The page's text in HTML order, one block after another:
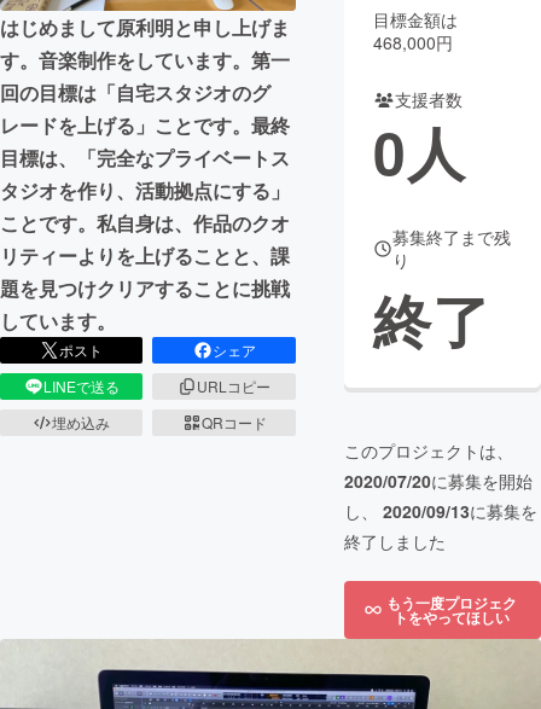
ビジネス・起業 チャレンジ
まちづくり・地域活性化
CAMPFIRE for Social Good
CAMPFIRE Creation
CAMPFIREふるさと納税machi-ya
はじめまして原利明と申し上げま
す。音楽制作をしています。第一
回の目標は「自宅スタジオのグ
レードを上げる」ことです。最終
目標は、「完全なプライベートス
タジオを作り、活動拠点にする」
ことです。私自身は、作品のクオ
リティーよりを上げることと、課
題を見つけクリアすることに挑戦
しています。
ポスト
シェア
LINEで送る
URLコピー
埋め込み
QRコード
目標金額は
468,000円
支援者数
0人
募集終了まで残
り
終了
このプロジェクトは、
2020/07/20に募集を開始
し、 2020/09/13に募集を
終了しました
もう一度プロジェク
トをやってほしい